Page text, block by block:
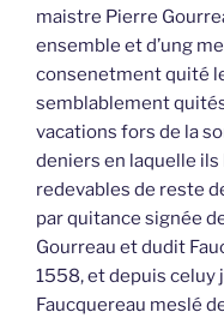
maistre Pierre
ensemble et d’ung
consenetment quité
semblablement
vacations fors de la
deniers en laquelle
redevables de reste
par quitance signée
Gourreau et dudit
1558, et depuis
Faucquereau meslé